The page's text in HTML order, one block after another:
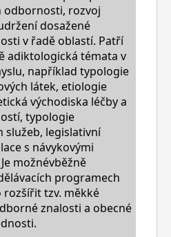
odbornosti, rozvoj
dosažené
v řadě oblastí. Patří
adiktologická témata v
například typologie
látek, etiologie
východiska léčby a
typologie
služeb, legislativní
s návykovými
možnévběžně
programech
tzv. měkké
znalosti a obecné